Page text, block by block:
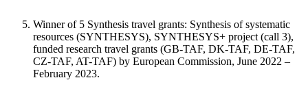
Winner of 5 Synthesis travel grants: Synthesis of systematic
resources (SYNTHESYS), SYNTHESYS+ project (call 3),
funded research travel grants (GB-TAF, DK-TAF, DE-TAF,
CZ-TAF, AT-TAF) by European Commission, June 2022 –
February 2023.